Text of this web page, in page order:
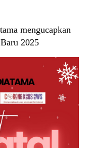
mengucapkan
2025